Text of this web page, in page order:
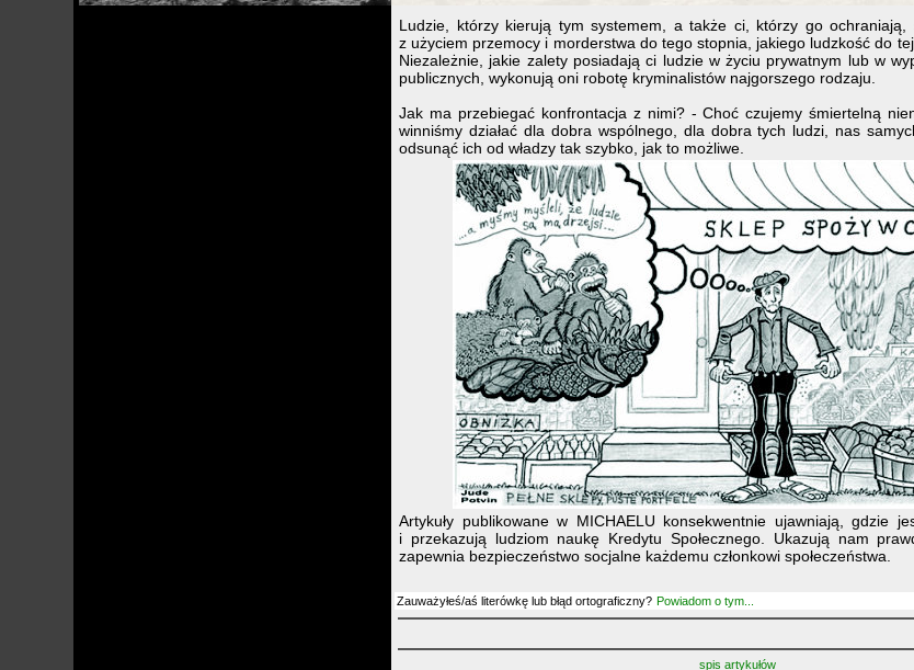
Ludzie, którzy kierują tym systemem, a także ci, którzy go
z użyciem przemocy i morderstwa do tego stopnia, jakiego ludzkość do tej
Niezależnie, jakie zalety posiadają ci ludzie w życiu prywatnym lub w
publicznych, wykonują oni robotę kryminalistów najgorszego rodzaju.
Jak ma przebiegać konfrontacja z nimi? - Choć czujemy śmiertelną
winniśmy działać dla dobra wspólnego, dla dobra tych ludzi, nas
odsunąć ich od władzy tak szybko, jak to możliwe.
Artykuły publikowane w MICHAELU konsekwentnie ujawniają, gdzie
i przekazują ludziom naukę Kredytu Społecznego. Ukazują nam
zapewnia bezpieczeństwo socjalne każdemu członkowi społeczeństwa.
Zauważyłeś/aś literówkę lub błąd ortograficzny? Powiadom o tym...
spis artykułów